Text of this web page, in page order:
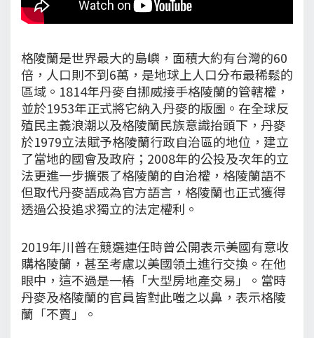
格陵蘭是世界最大的島嶼，面積大約有台灣的60
倍，人口則不到6萬，是地球上人口分布最稀鬆的
區域。1814年丹麥自挪威接手格陵蘭的管轄權，
並於1953年正式將它納入丹麥的版圖。在全球反
殖民主義浪潮以及格陵蘭民族意識抬頭下，丹麥
於1979立法賦予格陵蘭行政自治區的地位，建立
了當地的國會及政府；2008年的公投及次年的立
法更進一步擴張了格陵蘭的自治權，格陵蘭語不
但取代丹麥語成為官方語言，格陵蘭也正式獲得
透過公投追求獨立的法定權利。
2019年川普在競選連任時曾公開表示美國有意收
購格陵蘭，甚至考慮以美國領土進行交換。在他
眼中，這不過是一樁「大型房地產交易」。當時
丹麥及格陵蘭的官員皆對此嗤之以鼻，表示格陵
蘭「不賣」。